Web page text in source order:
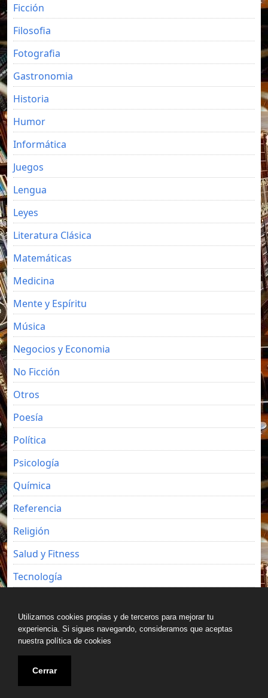
Ficción
Filosofia
Fotografia
Gastronomia
Historia
Humor
Informática
Juegos
Lengua
Leyes
Literatura Clásica
Matemáticas
Medicina
Mente y Espíritu
Música
Negocios y Economia
No Ficción
Otros
Poesía
Política
Psicología
Química
Referencia
Religión
Salud y Fitness
Tecnología
Utilizamos cookies propias y de terceros para mejorar tu
experiencia. Si sigues navegando, consideramos que aceptas
nuestra política de cookies
Cerrar